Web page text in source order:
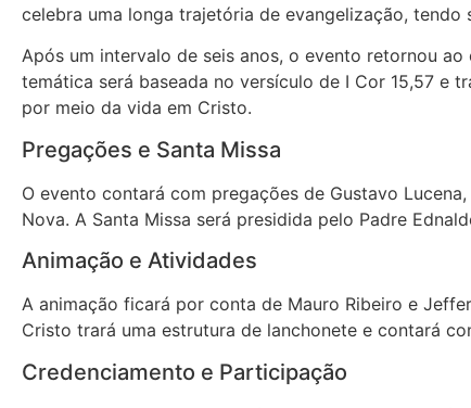
celebra uma longa trajetória de evangelização, tendo
Após um intervalo de seis anos, o evento retornou
temática será baseada no versículo de I Cor 15,57 e
por meio da vida em Cristo.
Pregações e Santa Missa
O evento contará com pregações de Gustavo
Nova. A Santa Missa será presidida pelo Padre
Animação e Atividades
A animação ficará por conta de Mauro Ribeiro e
Cristo trará uma estrutura de lanchonete e contará
Credenciamento e Participação